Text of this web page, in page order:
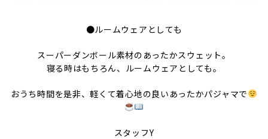
●ルームウェアとしても
スーパーダンボール素材のあったかスウェット。
寝る時はもちろん、ルームウェアとしても。
おうち時間を是非、軽くて着心地の良いあったかパジャマで
スタッフY